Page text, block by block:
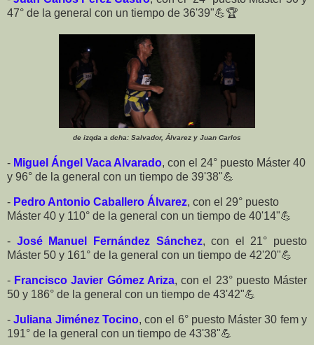
47° de la general con un tiempo de 36'39"💪🏆
de izqda a dcha: Salvador, Álvarez y Juan Carlos
- Miguel Ángel Vaca Alvarado, con el 24° puesto Máster 40
y 96° de la general con un tiempo de 39'38"💪
- Pedro Antonio Caballero Álvarez, con el 29° puesto
Máster 40 y 110° de la general con un tiempo de 40'14"💪
- José Manuel Fernández Sánchez, con el 21° puesto
Máster 50 y 161° de la general con un tiempo de 42'20"💪
- Francisco Javier Gómez Ariza, con el 23° puesto Máster
50 y 186° de la general con un tiempo de 43'42"💪
-Juliana Jiménez Tocino, con el 6° puesto Máster 30 fem y
191° de la general con un tiempo de 43'38"💪